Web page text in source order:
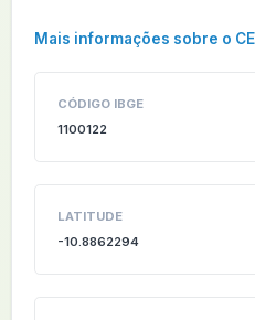
Mais informações sobre o
CÓDIGO IBGE
1100122
LATITUDE
-10.8862294